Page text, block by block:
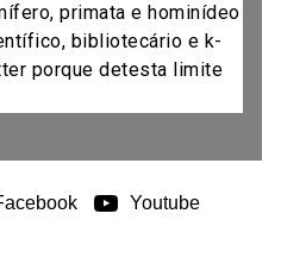
primata e hominídeo
bibliotecário e k-
porque detesta limite
Youtube